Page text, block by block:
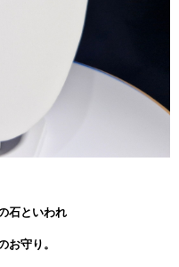
石といわれ
お守り。